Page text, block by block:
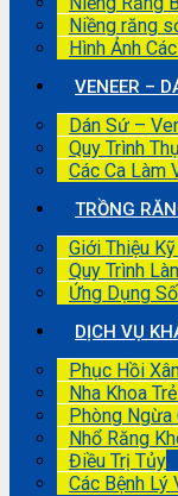
Niềng răng
Hình Ảnh
VENEER –
Dán Sứ –
Quy Trình
Các Ca Làm
TRỒNG
Giới Thiệu
Quy Trình
Ứng Dụng
DỊCH VỤ
Phục Hồi
Nha Khoa
Phòng Ngừa
Nhổ Răng
Điều Trị Tủy
Các Bệnh Lý